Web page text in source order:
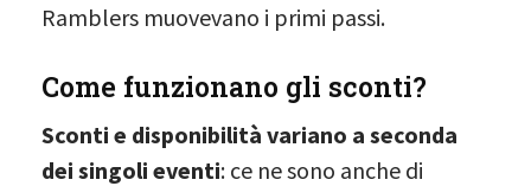
Ramblers muovevano i primi passi.
Come funzionano gli sconti?
Sconti e disponibilità variano a seconda
dei singoli eventi: ce ne sono anche di